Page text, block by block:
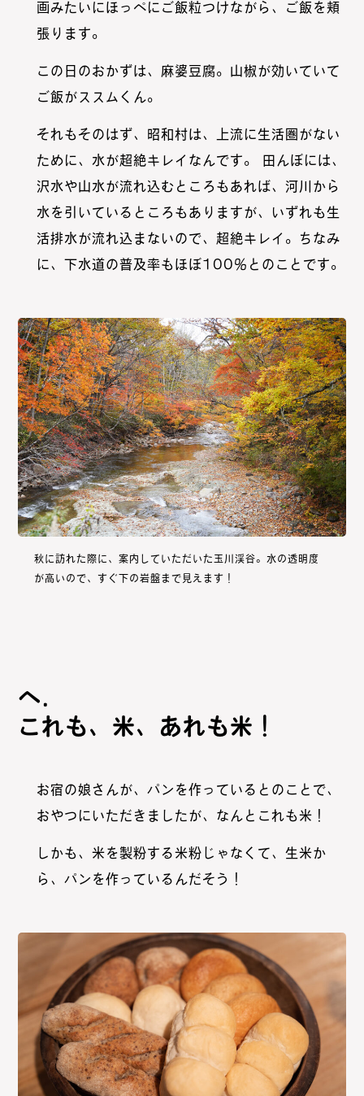
画みたいにほっぺにご飯粒つけながら、ご飯を頬
張ります。
この日のおかずは、麻婆豆腐。山椒が効いていて
ご飯がススムくん。
それもそのはず、昭和村は、上流に生活圏がない
ために、水が超絶キレイなんです。 田んぼには、
沢水や山水が流れ込むところもあれば、河川から
水を引いているところもありますが、いずれも生
活排水が流れ込まないので、超絶キレイ。ちなみ
に、下水道の普及率もほぼ100％とのことです。
秋に訪れた際に、案内していただいた玉川渓谷。水の透明度
が高いので、すぐ下の岩盤まで見えます！
これも、米、あれも米！
お宿の娘さんが、パンを作っているとのことで、
おやつにいただきましたが、なんとこれも米！
しかも、米を製粉する米粉じゃなくて、生米か
ら、パンを作っているんだそう！